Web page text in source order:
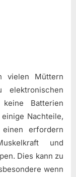
vielen Müttern
Batterien
Nachteile,
erfordern
und
Dies kann zu
wenn